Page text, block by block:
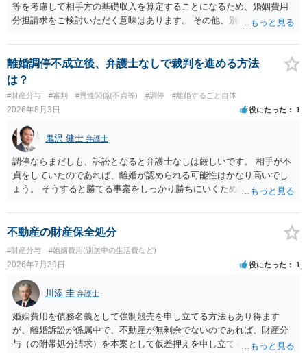
等を考慮して相手方の基礎収入を算定することになるため、婚姻費用
分担請求をご検討いただく意味はあります。 その他、別居の経緯、質
て、ご検討いただくのが良いかと思います。
離婚調停不成立後、弁護士なしで裁判を進める方法
は？
#財産分与 #審判 #異性関係(不貞等) #調停 #離婚すること自体
2026年8月3日 役にたった 1
鬼沢 健士 弁護士
調停ならまだしも、訴訟となると弁護士なしは厳しいです。 相手が不
貞をしていたのであれば、離婚が認められる可能性はかなり高いでし
ょう。 そうすると勝てる事案をしっかり勝ちにいくためにも弁護士委
不動産の財産保全処分
#財産分与 #婚姻費用(別居中の生活費など)
2026年7月29日 役にたった 1
川添 圭 弁護士
婚姻費用を債務名義として強制競売を申し立てる方法もあり得ます
が、離婚訴訟が係属中で、不動産が無剰余でないのであれば、財産分
与（の附帯処分請求）を本案として仮差押えを申し立てる（法的には